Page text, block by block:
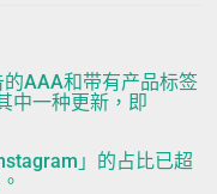
AAA和带有产品标签
中一种更新，即
」的占比已超